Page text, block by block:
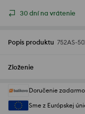
30 dní na vrátenie
Popis produktu 752AS-
Zloženie
Doručenie
Sme z Európskej